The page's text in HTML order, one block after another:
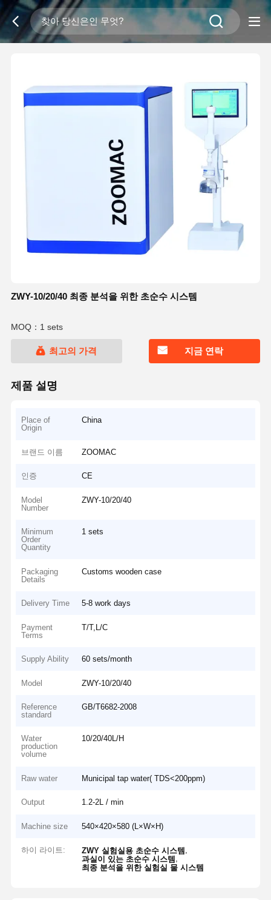
ZWY-10/20/40 최종 분석을 위한 초순수 시스템
MOQ：1 sets
최고의 가격 지금 연락
제품 설명
Place of
Origin
China
브랜드 이름 ZOOMAC
인증 CE
Model
Number
ZWY-10/20/40
Minimum
Order
Quantity
1 sets
Packaging
Details
Customs wooden case
Delivery Time 5-8 work days
Payment
Terms
T/T,L/C
Supply Ability 60 sets/month
Model ZWY-10/20/40
Reference
standard
GB/T6682-2008
Water
production
volume
10/20/40L/H
Raw water Municipal tap water( TDS<200ppm)
Output 1.2-2L / min
Machine size 540×420×580 (L×W×H)
하이 라이트: ZWY 실험실용 초순수 시스템 ,
과실이 있는 초순수 시스템 ,
최종 분석을 위한 실험실 물 시스템